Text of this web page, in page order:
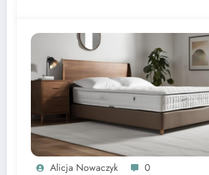
Alicja Nowaczyk 0